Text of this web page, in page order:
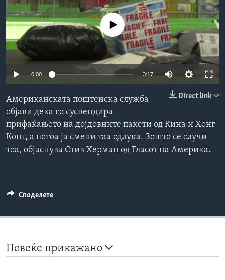
ИНТЕРВЈУА
Јазици
240p
720p 1080p
No media source currently available
0:00 3:17
240p
480p
Direct link
Американската поштенска служба
објави дека го суспендира
прифаќањето на дојдовните пакети од Кина и Хонг
Конг, а потоа ја смени таа одлука. Зошто се случи
тоа, објаснува Стив Херман од Гласот на Америка.
Споделете
Повеќе прикажано